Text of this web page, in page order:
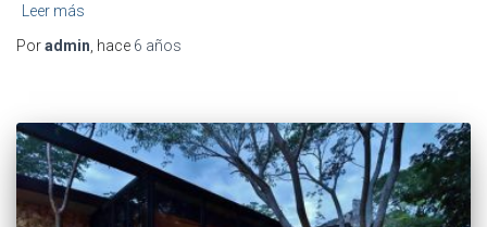
Leer más
Poradmin , hace 6 años